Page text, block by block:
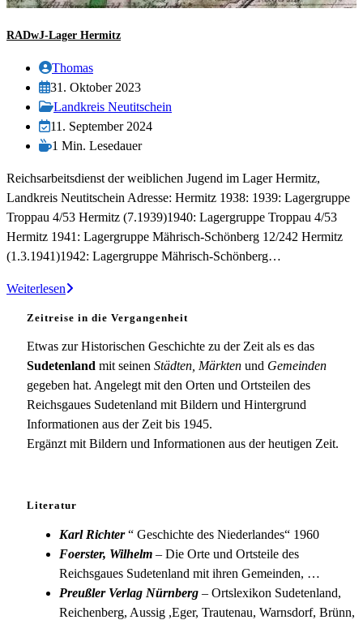
RADwJ-Lager Hermitz
Beitrags-
Autor:
Thomas
Beitrag
veröffentlicht:
31. Oktober 2023
Beitrags-
Kategorie:
Landkreis Neutitschein
Beitrag
zuletzt
am:
11. September 2024
Lesedauer:
1 Min. Lesedauer
Reichsarbeitsdienst der weiblichen Jugend im Lager Hermitz,
Landkreis Neutitschein Adresse: Hermitz 1938: 1939: Lagergruppe
Troppau 4/53 Hermitz (7.1939)1940: Lagergruppe Troppau 4/53
Hermitz 1941: Lagergruppe Mährisch-Schönberg 12/242 Hermitz
(1.3.1941)1942: Lagergruppe Mährisch-Schönberg…
WeiterlesenRADwJ-
Zeitreise in die Vergangenheit
Etwas zur Historischen Geschichte zu der Zeit als es das
Sudetenland mit seinen Städten, Märkten und Gemeinden
gegeben hat. Angelegt mit den Orten und Ortsteilen des
Reichsgaues Sudetenland mit Bildern und Hintergrund
Informationen aus der Zeit bis 1945.
Ergänzt mit Bildern und Informationen aus der heutigen Zeit.
Literatur
Karl Richter“ Geschichte des Niederlandes“ 1960
Foerster, Wilhelm – Die Orte und Ortsteile des
Reichsgaues Sudetenland mit ihren Gemeinden, …
Preußler Verlag Nürnberg – Ortslexikon Sudetenland,
Reichenberg, Aussig ,Eger, Trautenau, Warnsdorf, Brünn,